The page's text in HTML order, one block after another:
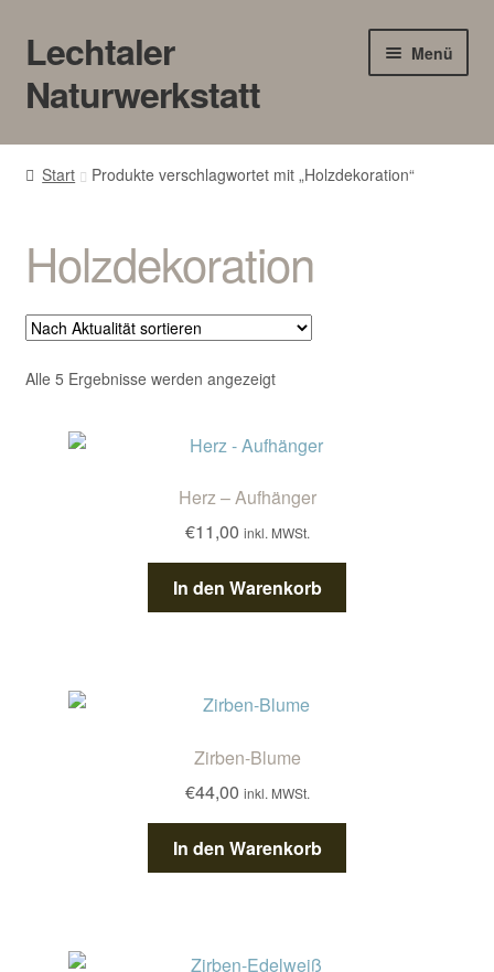
Zur
Navigation
springen
Zum
Inhalt
springen
Lechtaler
Naturwerkstatt
Menü
HOME
Touren/Workshops
Märkte
Gewerbe
SHOP
Start Produkte verschlagwortet mit „Holzdekoration“
Holzdekoration
Alle 5 Ergebnisse werden angezeigtNach
Herz – Aufhänger
€11,00 inkl. MWSt.
In den Warenkorb
Zirben-Blume
€44,00 inkl. MWSt.
In den Warenkorb